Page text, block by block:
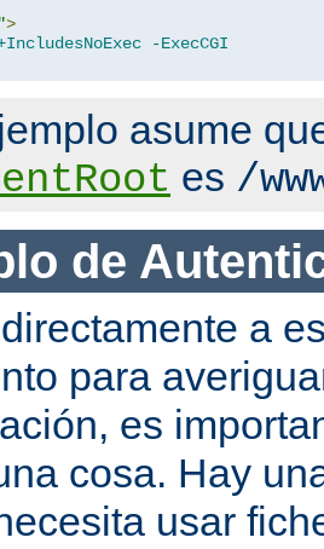
>
-ExecCGI
asume
es /
de
a
para
es
cosa. Hay
usar